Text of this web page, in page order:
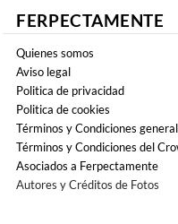
FERPECTAMENTE
Quienes somos
Aviso legal
Politica de privacidad
Politica de cookies
Términos y Condiciones
Términos y Condiciones del
Asociados a Ferpectamente
Autores y Créditos de Fotos